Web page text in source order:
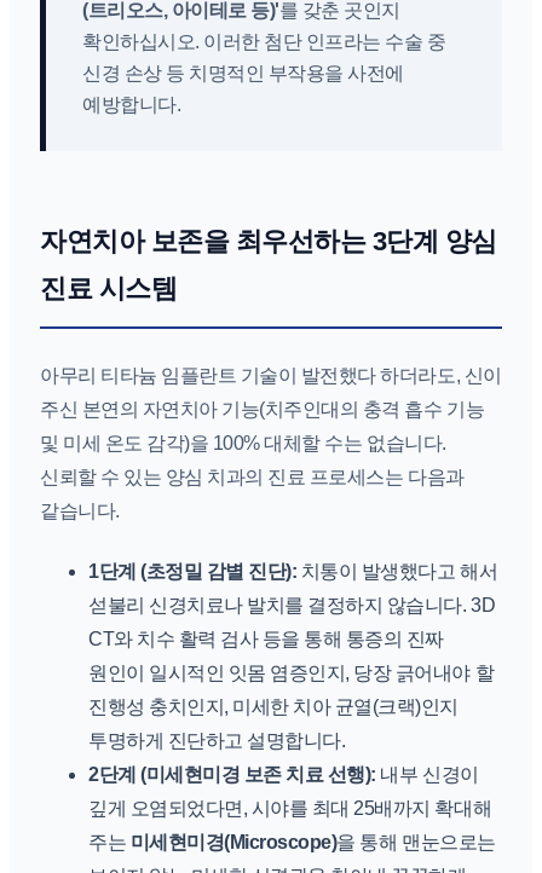
(트리오스, 아이테로 등)'를 갖춘 곳인지
확인하십시오. 이러한 첨단 인프라는 수술 중
신경 손상 등 치명적인 부작용을 사전에
예방합니다.
자연치아 보존을 최우선하는 3단계 양심
진료 시스템
아무리 티타늄 임플란트 기술이 발전했다 하더라도, 신이
주신 본연의 자연치아 기능(치주인대의 충격 흡수 기능
및 미세 온도 감각)을 100% 대체할 수는 없습니다.
신뢰할 수 있는 양심 치과의 진료 프로세스는 다음과
같습니다.
1단계 (초정밀 감별 진단): 치통이 발생했다고 해서
섣불리 신경치료나 발치를 결정하지 않습니다. 3D
CT와 치수 활력 검사 등을 통해 통증의 진짜
원인이 일시적인 잇몸 염증인지, 당장 긁어내야 할
진행성 충치인지, 미세한 치아 균열(크랙)인지
투명하게 진단하고 설명합니다.
2단계 (미세현미경 보존 치료 선행): 내부 신경이
깊게 오염되었다면, 시야를 최대 25배까지 확대해
주는 미세현미경(Microscope)을 통해 맨눈으로는